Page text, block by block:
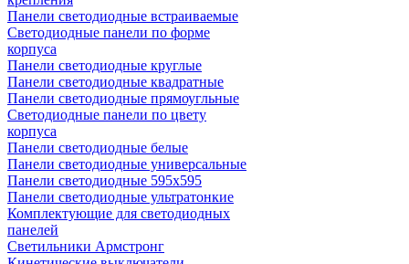
Панели светодиодные встраиваемые
Светодиодные панели по форме
корпуса
Панели светодиодные круглые
Панели светодиодные квадратные
Панели светодиодные прямоугльные
Светодиодные панели по цвету
корпуса
Панели светодиодные белые
Панели светодиодные универсальные
Панели светодиодные 595х595
Панели светодиодные ультратонкие
Комплектующие для светодиодных
панелей
Светильники Армстронг